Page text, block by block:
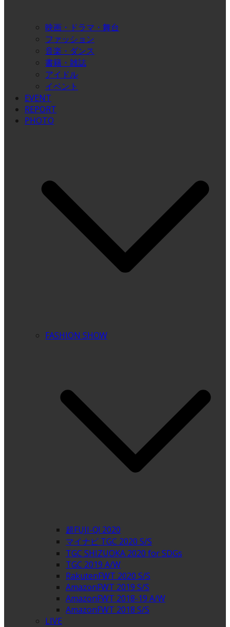
映画・ドラマ・舞台
ファッション
音楽・ダンス
書籍・雑誌
アイドル
イベント
EVENT
REPORT
PHOTO
FASHION SHOW
超FUJI-Q! 2020
マイナビ TGC 2020 S/S
TGC SHIZUOKA 2020 for SDGs
TGC 2019 A/W
RakutenFWT 2020 S/S
AmazonFWT 2019 S/S
AmazonFWT 2018-19 A/W
AmazonFWT 2018 S/S
LIVE